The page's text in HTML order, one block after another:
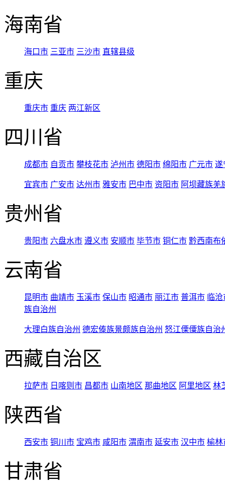
海南省
海口市 三亚市 三沙市 直辖县级
重庆
重庆市 重庆 两江新区
四川省
成都市 自贡市 攀枝花市 泸州市 德阳市 绵阳市 广元市 遂
宜宾市 广安市 达州市 雅安市 巴中市 资阳市 阿坝藏族羌
贵州省
贵阳市 六盘水市 遵义市 安顺市 毕节市 铜仁市 黔西南布
云南省
昆明市 曲靖市 玉溪市 保山市 昭通市 丽江市 普洱市 临
族自治州
大理白族自治州 德宏傣族景颇族自治州 怒江傈僳族自治
西藏自治区
拉萨市 日喀则市 昌都市 山南地区 那曲地区 阿里地区 林
陕西省
西安市 铜川市 宝鸡市 咸阳市 渭南市 延安市 汉中市 榆林
甘肃省